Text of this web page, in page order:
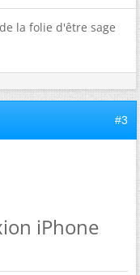
la folie d'être sage
#3
iPhone